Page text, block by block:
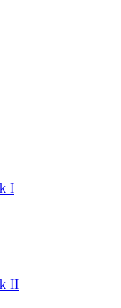
I
II